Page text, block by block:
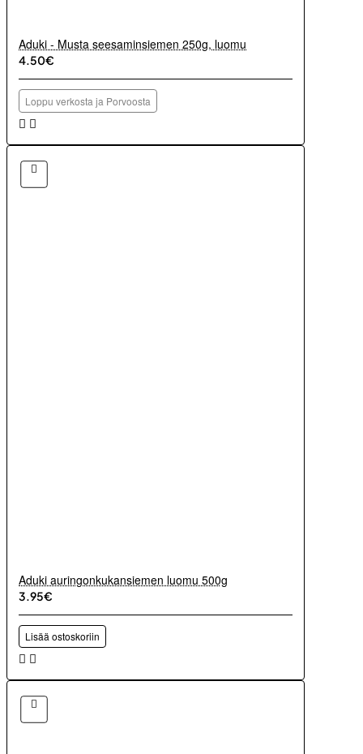
Aduki - Musta seesaminsiemen 250g, luomu
4.50€
Loppu verkosta ja Porvoosta
Aduki auringonkukansiemen luomu 500g
3.95€
Lisää ostoskoriin